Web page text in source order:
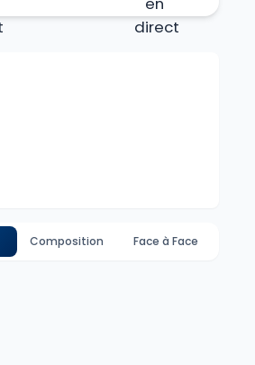
Composition Face à Face